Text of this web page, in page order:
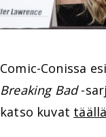
Comic-Conissa
Breaking Bad-
katso kuvat täällä